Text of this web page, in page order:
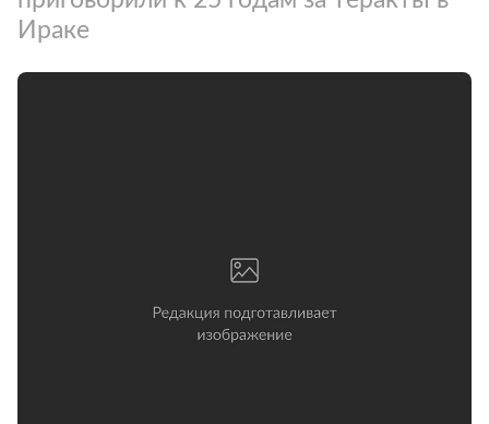
Ираке